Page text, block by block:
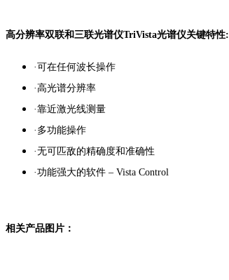
高分辨率双联和三联光谱仪TriVista光谱仪关键特性:
·可在任何波长操作
·高光谱分辨率
·靠近激光线测量
·多功能操作
·无可匹敌的精确度和准确性
·功能强大的软件 – Vista Control
相关产品图片：